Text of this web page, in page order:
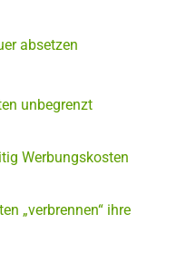
absetzen
unbegrenzt
Werbungskosten
„verbrennen“ ihre